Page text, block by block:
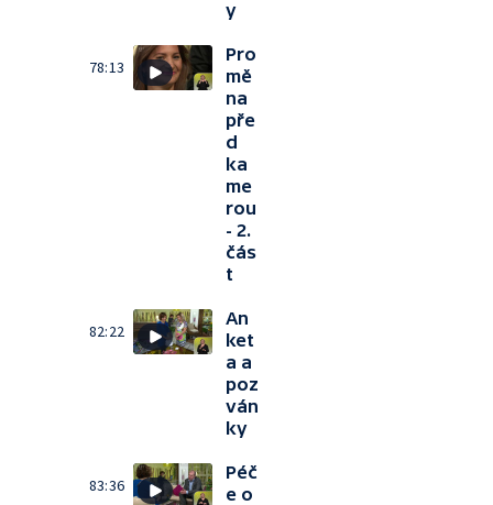
y
78:13
Pro
mě
na
pře
d
ka
me
rou
- 2.
čás
t
82:22
An
ket
a a
poz
ván
ky
83:36
Péč
e o